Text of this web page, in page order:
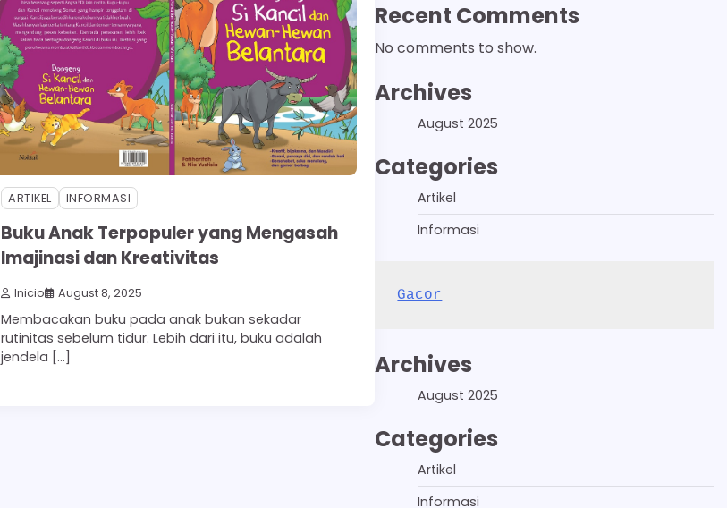
ARTIKEL INFORMASI
Buku Anak Terpopuler yang Mengasah
Imajinasi dan Kreativitas
Inicio August 8, 2025
Membacakan buku pada anak bukan sekadar
rutinitas sebelum tidur. Lebih dari itu, buku adalah
jendela […]
Recent Comments
No comments to show.
Archives
August 2025
Categories
Artikel
Informasi
Gacor
Archives
August 2025
Categories
Artikel
Informasi